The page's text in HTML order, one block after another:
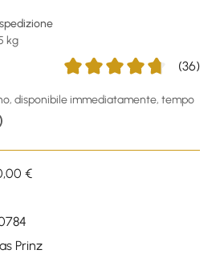
kg
(36)
disponibile immediatamente, tempo
€
Prinz